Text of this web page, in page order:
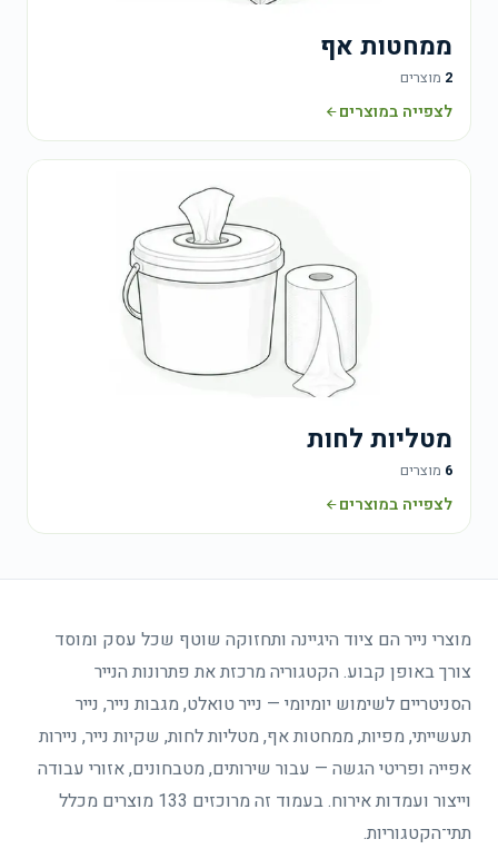
ממחטות אף
2 מוצרים
לצפייה במוצרים
מטליות לחות
6 מוצרים
לצפייה במוצרים
מוצרי נייר הם ציוד היגיינה ותחזוקה שוטף שכל עסק ומוסד
צורך באופן קבוע. הקטגוריה מרכזת את פתרונות הנייר
הסניטריים לשימוש יומיומי — נייר טואלט, מגבות נייר, נייר
תעשייתי, מפיות, ממחטות אף, מטליות לחות, שקיות נייר, ניירות
אפייה ופריטי הגשה — עבור שירותים, מטבחונים, אזורי עבודה
וייצור ועמדות אירוח. בעמוד זה מרוכזים 133 מוצרים מכלל
תתי־הקטגוריות.